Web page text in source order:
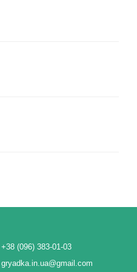
+38 (096) 383-01-03
gryadka.in.ua@gmail.com